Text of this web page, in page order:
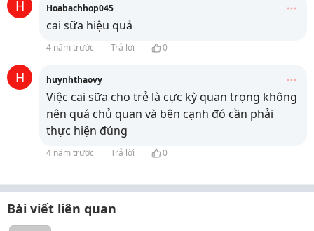
H Hoabachhop045
cai sữa hiệu quả
4 năm trước Trả lời 0
H huynhthaovy
Việc cai sữa cho trẻ là cực kỳ quan trọng không
nên quá chủ quan và bên cạnh đó cần phải
thực hiện đúng
4 năm trước Trả lời 0
Bài viết liên quan